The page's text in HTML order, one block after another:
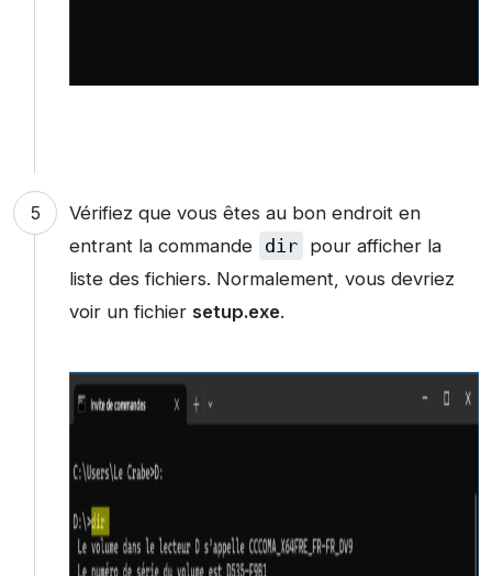
Vérifiez que vous êtes au bon endroit en
entrant la commande dir
pour afficher la
liste des fichiers. Normalement, vous devriez
voir un fichier setup.exe.